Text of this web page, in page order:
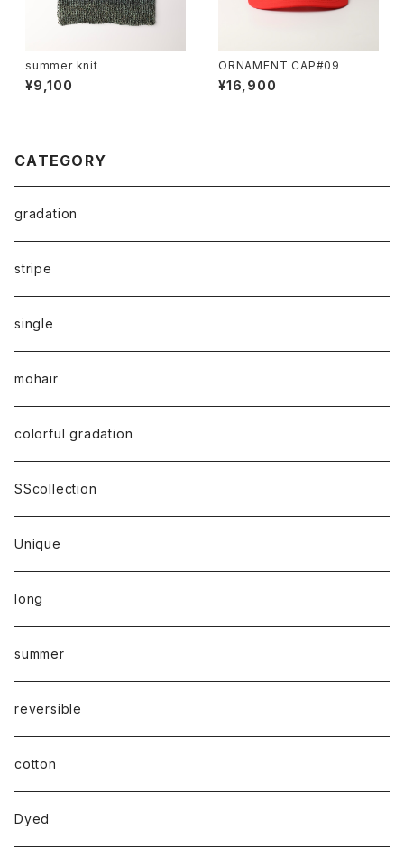
summer knit
¥9,100
ORNAMENT CAP#09
¥16,900
CATEGORY
gradation
stripe
single
mohair
colorful gradation
SScollection
Unique
long
summer
reversible
cotton
Dyed